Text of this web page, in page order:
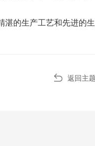
的生产工艺和先进的
返回主